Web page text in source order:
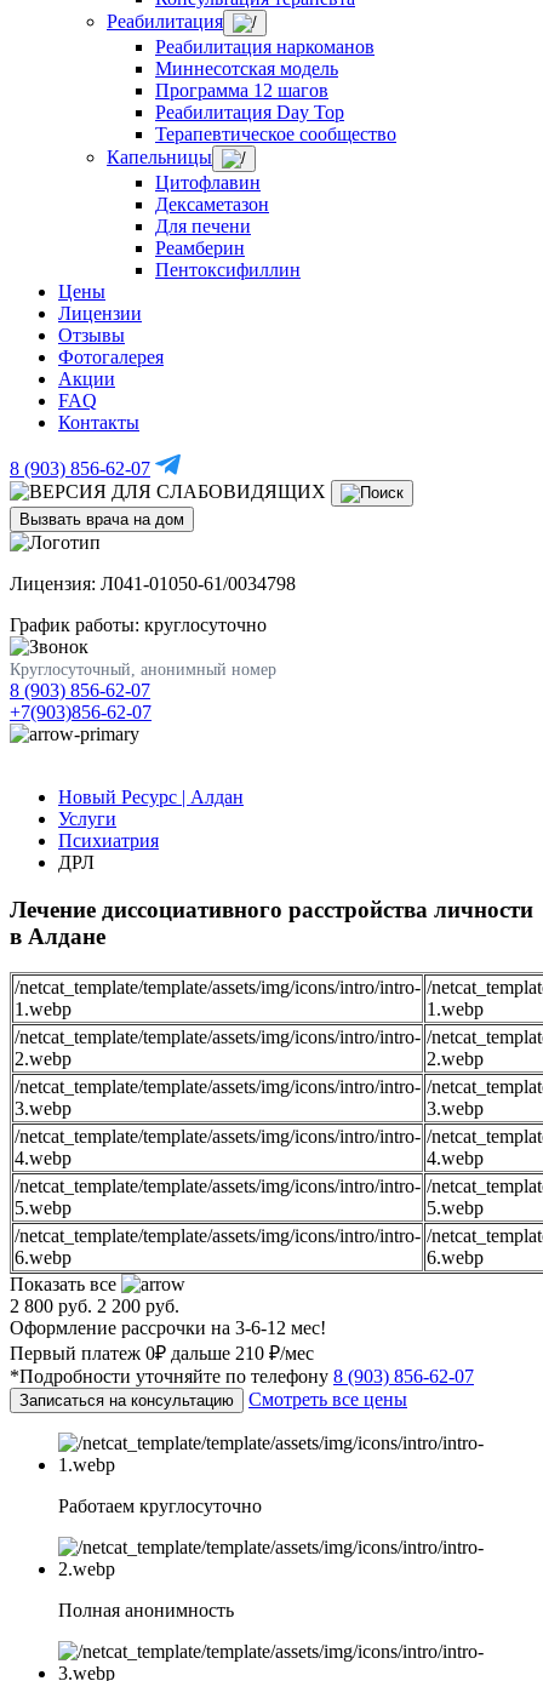
Реабилитация
Реабилитация наркоманов
Миннесотская модель
Программа 12 шагов
Реабилитация Day Top
Терапевтическое сообщество
Капельницы
Цитофлавин
Дексаметазон
Для печени
Реамберин
Пентоксифиллин
Цены
Лицензии
Отзывы
Фотогалерея
Акции
FAQ
Контакты
8 (903) 856-62-07
Вызвать врача на дом
Лицензия: Л041-01050-61/0034798
График работы: круглосуточно
Круглосуточный, анонимный номер
8 (903) 856-62-07
+7(903)856-62-07
Новый Ресурс | Алдан
Услуги
Психиатрия
ДРЛ
Лечение диссоциативного расстройства личности
в Алдане
/netcat_template/template/assets/img/icons/intro/intro-
1.webp
/
1.webp
/netcat_template/template/assets/img/icons/intro/intro-
2.webp
/
2.webp
/netcat_template/template/assets/img/icons/intro/intro-
3.webp
/
3.webp
/netcat_template/template/assets/img/icons/intro/intro-
4.webp
/
4.webp
/netcat_template/template/assets/img/icons/intro/intro-
5.webp
/
5.webp
/netcat_template/template/assets/img/icons/intro/intro-
6.webp
/
6.webp
Показать все
2 800 руб. 2 200 руб.
Оформление рассрочки на 3-6-12 мес!
Первый платеж 0₽ дальше 210 ₽/мес
*Подробности уточняйте по телефону 8 (903) 856-62-07
Записаться на консультацию Смотреть все цены
Работаем круглосуточно
Полная анонимность